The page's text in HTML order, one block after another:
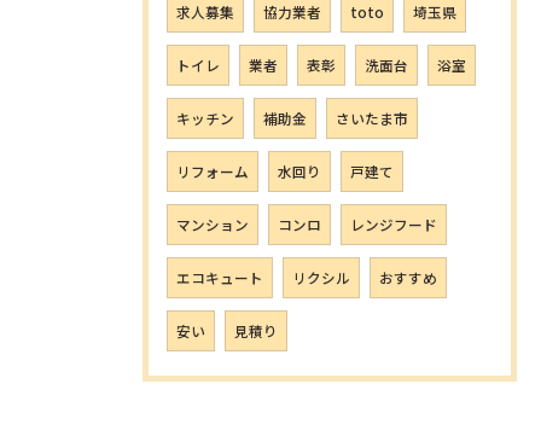
求人募集 協力業者 toto 埼玉県
トイレ 業者 表彰 洗面台 浴室
キッチン 補助金 さいたま市
リフォーム 水回り 戸建て
マンション コンロ レンジフード
エコキュート リクシル おすすめ
安い 見積り